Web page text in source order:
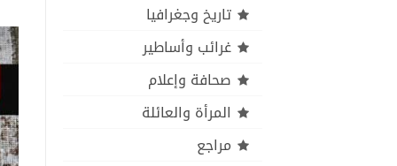
تاريخ وجغرافيا
غرائب وأساطير
صحافة وإعلام
المرأة والعائلة
مراجع